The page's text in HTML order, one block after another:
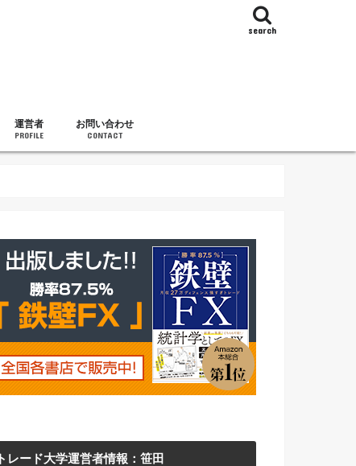
search
運営者
PROFILE
お問い合わせ
CONTACT
トレード大学運営者情報：笹田